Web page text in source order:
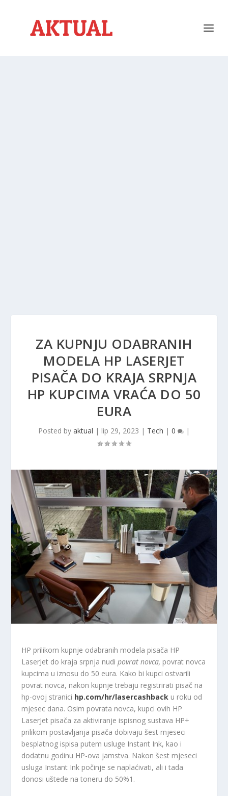
ZA KUPNJU ODABRANIH
MODELA HP LASERJET
PISAČA DO KRAJA SRPNJA
HP ​​KUPCIMA VRAĆA DO 50
EURA
Posted by aktual | lip 29, 2023 | Tech | 0 |
HP prilikom kupnje odabranih modela pisača HP
LaserJet do kraja srpnja nudi povrat novca, povrat novca
kupcima u iznosu do 50 eura. Kako bi kupci ostvarili
povrat novca, nakon kupnje trebaju registrirati pisač na
hp-ovoj stranici hp.com/hr/lasercashback u roku od
mjesec dana. Osim povrata novca, kupci ovih HP
LaserJet pisača za aktiviranje ispisnog sustava HP+
prilikom postavljanja pisača dobivaju šest mjeseci
besplatnog ispisa putem usluge Instant Ink, kao i
dodatnu godinu HP-ova jamstva. Nakon šest mjeseci
usluga Instant Ink počinje se naplaćivati, ali i tada
donosi uštede na toneru do 50%1 .